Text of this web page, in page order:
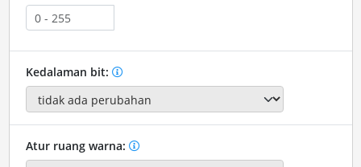
Kedalaman bit:
Atur ruang warna: